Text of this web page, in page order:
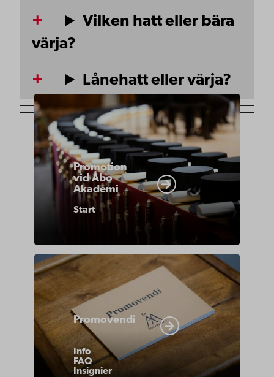
Vilken hatt eller bära
värja?
Lånehatt eller värja?
Promotion
vid Åbo
Akademi
Start
https://www.abo.fi/om-
abo-
akademi/akademiska-
traditioner/promotion/
Promovendi
Info
FAQ
Insignier